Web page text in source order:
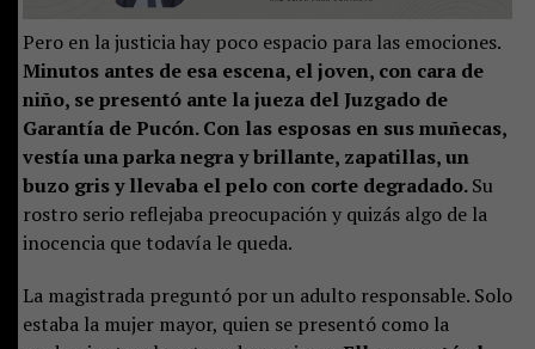
Pero en la justicia hay poco espacio para las emociones.
Minutos antes de esa escena, el joven, con cara de
niño, se presentó ante la jueza del Juzgado de
Garantía de Pucón. Con las esposas en sus muñecas,
vestía una parka negra y brillante, zapatillas, un
buzo gris y llevaba el pelo con corte degradado.Su
rostro serio reflejaba preocupación y quizás algo de la
inocencia que todavía le queda.
La magistrada preguntó por un adulto responsable. Solo
estaba la mujer mayor, quien se presentó como la